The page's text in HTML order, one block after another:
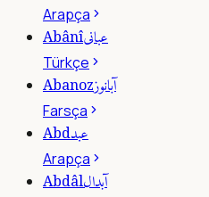
Arapça
Abânîعبانى
Türkçe
Abanozآبانوز
Farsça
Abdعبد
Arapça
Abdâlآبدال